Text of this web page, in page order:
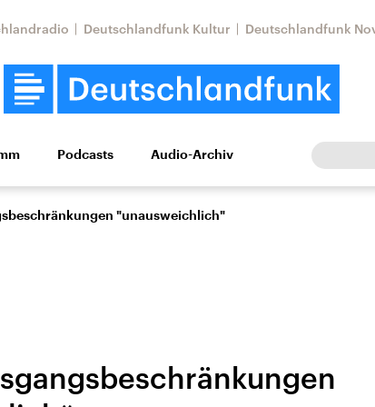
Deutschlandfunk Kultur Deutschlandfunk
Wissen Kultur Europa
Nahostkonflikt
Iran
Aktuelle Lage und
Podcasts Audio-Archiv
"unausweichlich"